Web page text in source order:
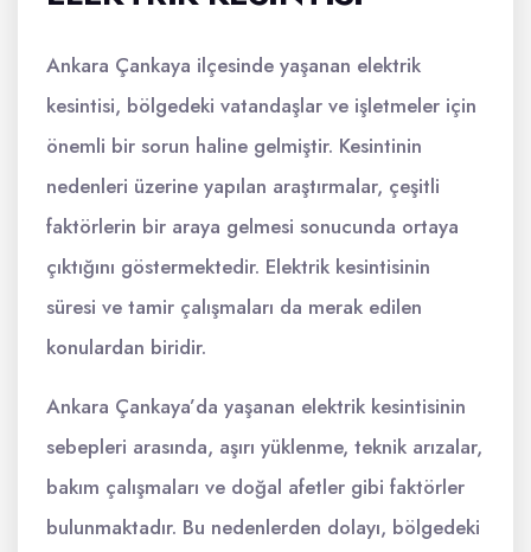
Ankara Çankaya ilçesinde yaşanan elektrik
kesintisi, bölgedeki vatandaşlar ve işletmeler için
önemli bir sorun haline gelmiştir. Kesintinin
nedenleri üzerine yapılan araştırmalar, çeşitli
faktörlerin bir araya gelmesi sonucunda ortaya
çıktığını göstermektedir. Elektrik kesintisinin
süresi ve tamir çalışmaları da merak edilen
konulardan biridir.
Ankara Çankaya’da yaşanan elektrik kesintisinin
sebepleri arasında, aşırı yüklenme, teknik arızalar,
bakım çalışmaları ve doğal afetler gibi faktörler
bulunmaktadır. Bu nedenlerden dolayı, bölgedeki